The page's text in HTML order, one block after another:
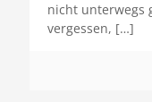
nicht unterwegs
vergessen, […]